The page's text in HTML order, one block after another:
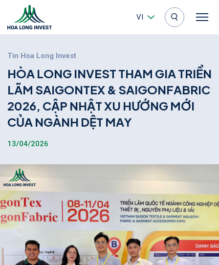
VI
Tin Hoa Long Invest
HÒA LONG INVEST THAM GIATRIỂN
LÃM SAIGONTEX & SAIGONFABRIC
2026, CẬP NHẬTXU HƯỚNG MỚI
CỦA NGÀNH DỆT MAY
13/04/2026